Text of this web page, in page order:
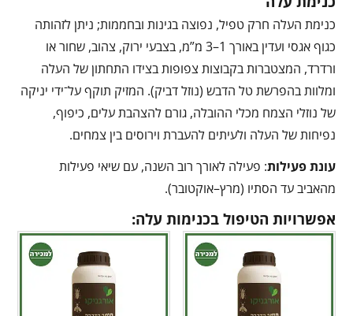
כנימת העלה חרק טפיל, נפוצה בגינות ובחממות; ניתן לזהותה
כגוף אגסי ועדין באורך 1–3 מ”מ, בצבעי ירוק, צהוב, שחור או
ורדרד, המצטברות בקבוצות צפופות בצידו התחתון של העלה
ומלוות בהפרשת טל הדבש (נוזל דביק). המזיק תוקף על־ידי יניקה
של נוזלי הצמח מכלי ההובלה, גורם להצהבת עלים, כיפוף,
נפיחות של העלה ולעיתים להעברת וירוסים בין צמחים.
עונת פעילות: פעילה לאורך רוב השנה, עם שיאי פעילות
מהאביב עד הסתיו (מרץ–אוקטובר).
אפשרויות הטיפול בכנימות עלה: